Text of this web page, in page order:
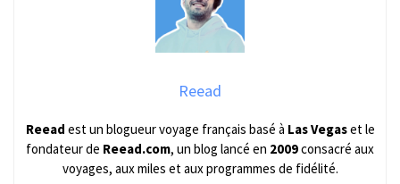
Reead
Reead est un blogueur voyage français basé à Las Vegaset le
fondateur de Reead.com, un blog lancé en 2009consacré aux
voyages, aux miles et aux programmes de fidélité.